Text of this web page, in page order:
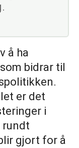
å ha
bidrar til
er det
i
rundt
gjort for å